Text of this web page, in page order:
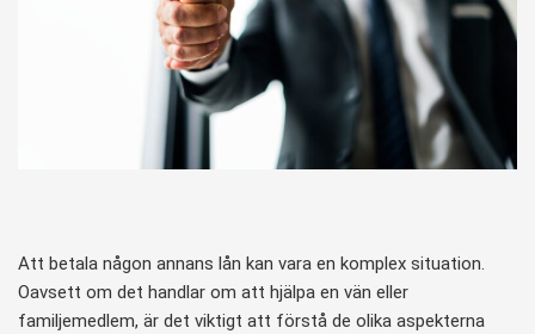
Att betala någon annans lån kan vara en komplex situation.
Oavsett om det handlar om att hjälpa en vän eller
familjemedlem, är det viktigt att förstå de olika aspekterna